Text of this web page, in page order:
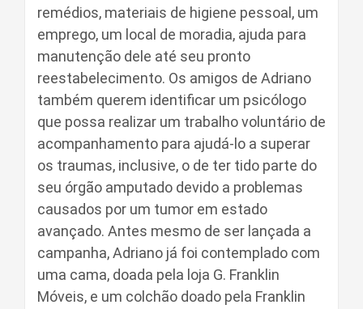
remédios, materiais de higiene pessoal, um
emprego, um local de moradia, ajuda para
manutenção dele até seu pronto
reestabelecimento. Os amigos de Adriano
também querem identificar um psicólogo
que possa realizar um trabalho voluntário de
acompanhamento para ajudá-lo a superar
os traumas, inclusive, o de ter tido parte do
seu órgão amputado devido a problemas
causados por um tumor em estado
avançado. Antes mesmo de ser lançada a
campanha, Adriano já foi contemplado com
uma cama, doada pela loja G. Franklin
Móveis, e um colchão doado pela Franklin